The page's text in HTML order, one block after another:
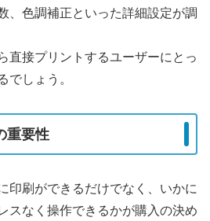
、色調補正といった詳細設定が調
直接プリントするユーザーにとっ
でしょう。
重要性
印刷ができるだけでなく、いかに
スなく操作できるかが購入の決め